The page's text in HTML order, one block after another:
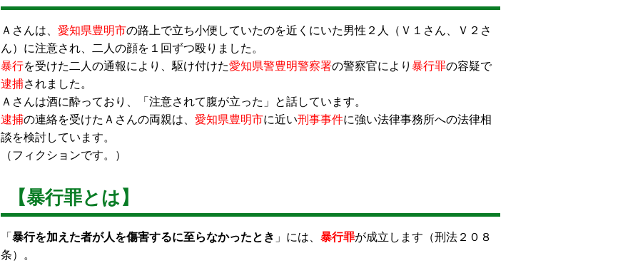
Ａさんは、 愛知県豊明市の路上で立ち小便していたのを近くにいた男性２人（Ｖ１さん、Ｖ２さ
ん）に注意され、二人の顔を１回ずつ殴りました。
暴行を受けた二人の通報により、駆け付けた愛知県警豊明警察署の警察官により暴行罪の容疑で
逮捕されました。
Ａさんは酒に酔っており、「注意されて腹が立った」と話しています。
逮捕の連絡を受けたＡさんの両親は、 愛知県豊明市に近い刑事事件に強い法律事務所への法律相
談を検討しています。
（フィクションです。）
【暴行罪とは】
「暴行を加えた者が人を傷害するに至らなかったとき 」には、 暴行罪が成立します（刑法２０８
条）。